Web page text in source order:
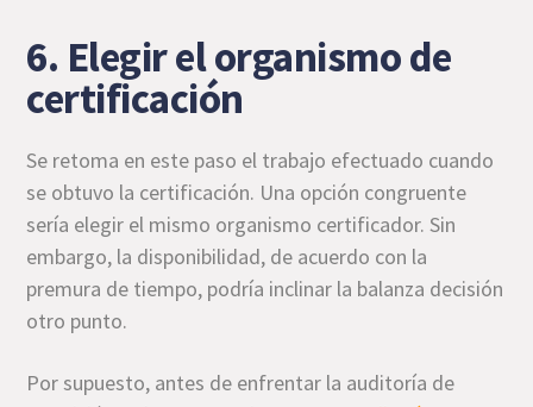
6. Elegir el organismo de
certificación
Se retoma en este paso el trabajo efectuado cuando
se obtuvo la certificación. Una opción congruente
sería elegir el mismo organismo certificador. Sin
embargo, la disponibilidad, de acuerdo con la
premura de tiempo, podría inclinar la balanza decisión
otro punto.
Por supuesto, antes de enfrentar la auditoría de